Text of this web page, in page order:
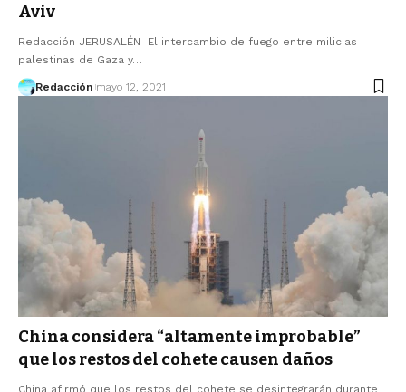
Aviv
Redacción JERUSALÉN El intercambio de fuego entre milicias
palestinas de Gaza y…
Redacción mayo 12, 2021
China considera “altamente improbable”
que los restos del cohete causen daños